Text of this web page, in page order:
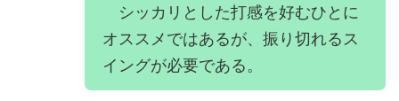
シッカリとした打感を好むひとに
オススメではあるが、振り切れるス
イングが必要である。